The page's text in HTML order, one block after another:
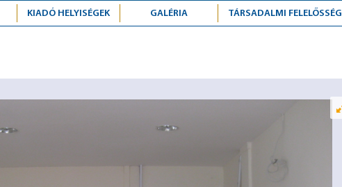
KIADÓ HELYISÉGEK GALÉRIA TÁRSADALMI FELELŐSSÉG